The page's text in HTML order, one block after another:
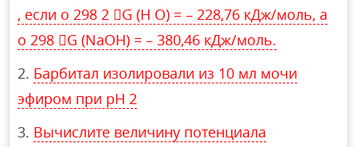
, если о 298 2 G (H O) = – 228,76 кДж/моль, а
о 298 G (NaOH) = – 380,46 кДж/моль.
Барбитал изолировали из 10 мл мочи
эфиром при рН 2
Вычислите величину потенциала